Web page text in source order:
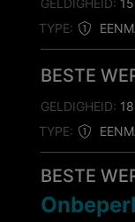
TYPE:
GELDIGHEID:
BESTE
TYPE:
GELDIGHEID:
BESTE